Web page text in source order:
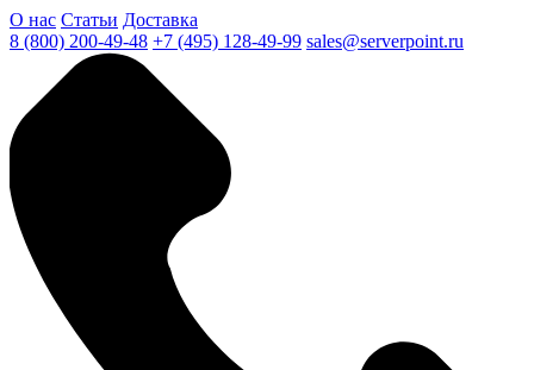
О нас Статьи Доставка
8 (800) 200-49-48 +7 (495) 128-49-99 sales@serverpoint.ru